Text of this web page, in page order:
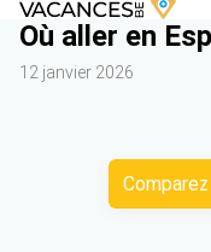
Où aller en
12 janvier 2026